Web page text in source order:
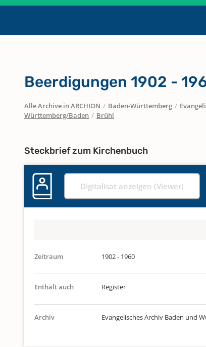
Beerdigungen 1902 -
Alle Archive in ARCHION / Baden-Württemberg /
Württemberg/Baden / Brühl
Steckbrief zum Kirchenbuch
Digitalisat anzeigen (Viewer)
Zeitraum 1902 - 1960
Enthält auch Register
Archiv Evangelisches Archiv Baden und